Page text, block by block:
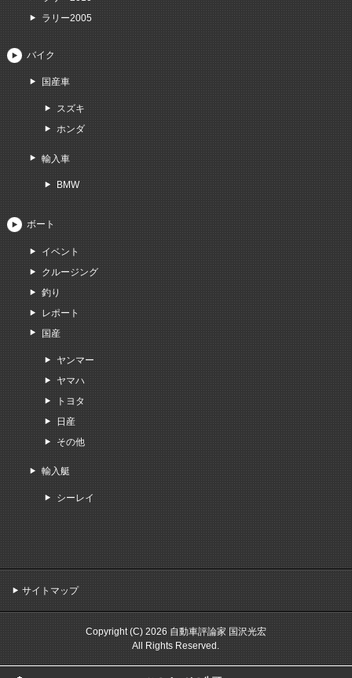
ラリー2005
バイク
国産車
スズキ
ホンダ
輸入車
BMW
ボート
イベント
クルージング
釣り
レポート
国産
ヤンマー
ヤマハ
トヨタ
日産
その他
輸入艇
シーレイ
サイトマップ
Copyright (C) 2026 自動車評論家 国沢光宏
All Rights Reserved.